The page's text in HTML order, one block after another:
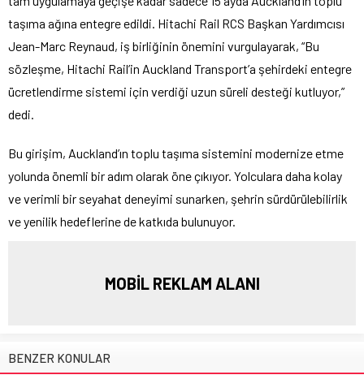
taşıma ağına entegre edildi. Hitachi Rail RCS Başkan Yardımcısı
Jean-Marc Reynaud, iş birliğinin önemini vurgulayarak, “Bu
sözleşme, Hitachi Rail’in Auckland Transport’a şehirdeki entegre
ücretlendirme sistemi için verdiği uzun süreli desteği kutluyor,”
dedi.
Bu girişim, Auckland’ın toplu taşıma sistemini modernize etme
yolunda önemli bir adım olarak öne çıkıyor. Yolculara daha kolay
ve verimli bir seyahat deneyimi sunarken, şehrin sürdürülebilirlik
ve yenilik hedeflerine de katkıda bulunuyor.
MOBİL REKLAM ALANI
BENZER KONULAR